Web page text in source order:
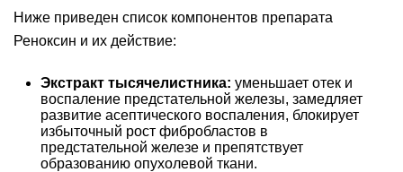
Ниже приведен список компонентов препарата
Реноксин и их действие:
Экстракт тысячелистника: уменьшает отек и
воспаление предстательной железы, замедляет
развитие асептического воспаления, блокирует
избыточный рост фибробластов в
предстательной железе и препятствует
образованию опухолевой ткани.